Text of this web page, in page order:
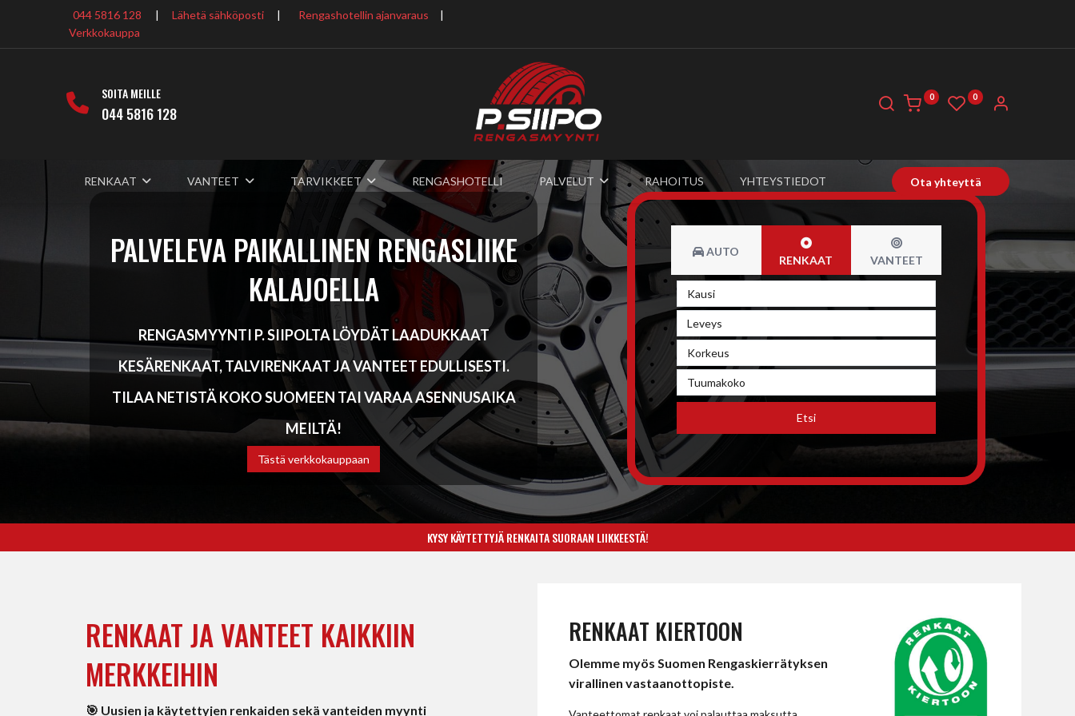
044 5816 128 | Lähetä sähköposti | Rengashotellin ajanvaraus
​ |
Verkkokauppa
SOITA MEILLE
044 5816 128
0 0
RENKAAT VANTEET TARVIKKEET RENGASHOTELLI PALVELUT RAHOITUS YHTEYSTIEDOT Ota yhteyttä
PALVELEVA PAIKALLINEN RENGASLIIKE
KALAJOELLA
RENGASMYYNTI P. SIIPOLTA LÖYDÄT LAADUKKAAT
KESÄRENKAAT, TALVIRENKAAT JA VANTEET EDULLISESTI.
TILAA NETISTÄ KOKO SUOMEEN TAI VARAA ASENNUSAIKA
MEILTÄ!
Tästä verkkokauppaan
AUTO
RENKAAT VANTEET
Etsi
KYSY KÄYTETTYJÄ RENKAITA SUORAAN LIIKKEESTÄ!
RENKAAT JA VANTEET KAIKKIIN
MERKKEIHIN
🎯 Uusien ja käytettyjen renkaiden sekä vanteiden myynti
RENKAAT KIERTOON
Olemme myös Suomen Rengaskierrätyksen
virallinen vastaanottopiste.